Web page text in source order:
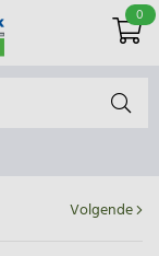
0
Volgende